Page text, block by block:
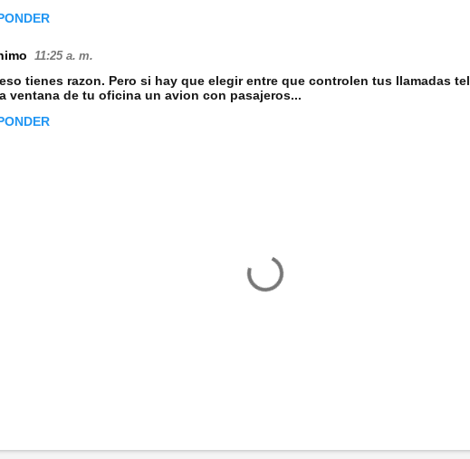
11:25 a. m.
tienes razon. Pero si hay que elegir entre que controlen tus llamadas
ventana de tu oficina un avion con pasajeros...